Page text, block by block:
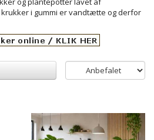
i gummi er vandtætte og derfor